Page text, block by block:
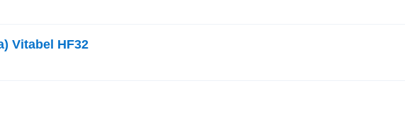
Vitabel HF32